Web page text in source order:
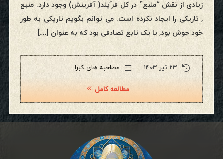
زیادی از نقش “منبع” در کل فرآیند( آفرینش) وجود دارد. منبع
, تاریکی را ایجاد نکرده است. می توانم بگویم تاریکی به طور
خود جوش بود, یا یک تابع تصادفی بود که به عنوان […]
۲۳ تیر ۱۴۰۳ مصاحبه های کبرا
مطالعه کامل